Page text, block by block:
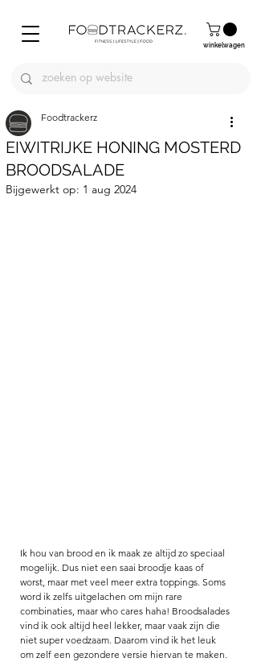
winkelwagen
EIWITRIJKE HONING MOSTERD
BROODSALADE
Foodtrackerz
Bijgewerkt op: 1 aug 2024
Ik hou van brood en ik maak ze altijd zo speciaal
mogelijk. Dus niet een saai broodje kaas of
worst, maar met veel meer extra toppings. Soms
word ik zelfs uitgelachen om mijn rare
combinaties, maar who cares haha! Broodsalades
vind ik ook altijd heel lekker, maar vaak zijn die
niet super voedzaam. Daarom vind ik het leuk
om zelf een gezondere versie hiervan te maken.